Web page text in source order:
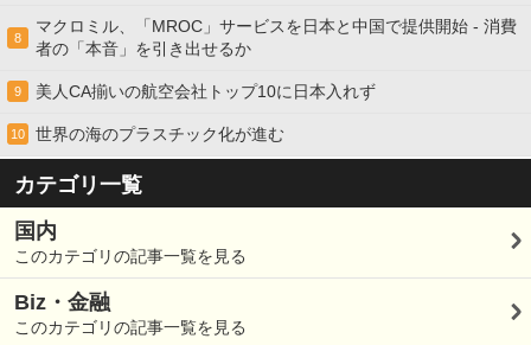
8
マクロミル、「MROC」サービスを日本と中国で提供開始 - 消費
者の「本音」を引き出せるか
9 美人CA揃いの航空会社トップ10に日本入れず
10 世界の海のプラスチック化が進む
カテゴリ一覧
国内
このカテゴリの記事一覧を見る
Biz・金融
このカテゴリの記事一覧を見る